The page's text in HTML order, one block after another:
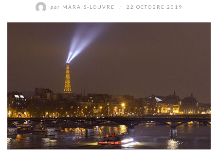
par MARAIS-LOUVRE 22 OCTOBRE 2019